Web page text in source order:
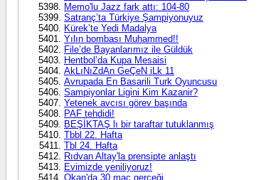
Memo'lu Jazz fark attı: 104-80
Satranç’ta Türkiye Şampiyonuyuz
Kürek’te Yedi Madalya
Yılın bombası Muhammed!!
File’de Bayanlarımız ile Güldük
Hentbol’da Kupa Mesaisi
AkLıNıZdAn GeÇeN iLk 11
Avrupada En Basarili Turk Oyuncusu
Sampiyonlar Ligini Kim Kazanir?
Yetenek avcısı görev başında
PAF tehdidi!
BEŞİKTAŞ lı bir taraftar tutuklanmış
Tbbl 22. Hafta
Tbl 24. Hafta
Rıdvan Altay'la prensipte anlaştı
Evimizde yeniliyoruz!
Okan'da 30 maç gerceği